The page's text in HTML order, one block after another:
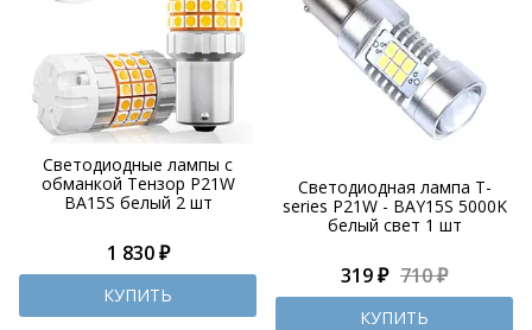
Светодиодные лампы с
обманкой Тензор P21W
BA15S белый 2 шт
1 830 ₽
КУПИТЬ
Светодиодная лампа T-
series P21W - BAY15S 5000K
белый свет 1 шт
319 ₽ 710 ₽
КУПИТЬ